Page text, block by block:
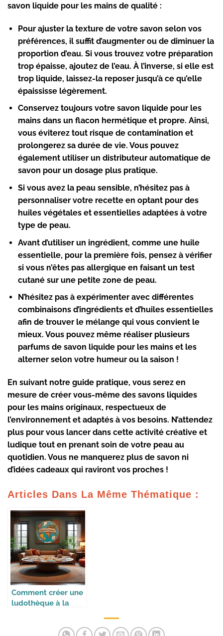
savon liquide pour les mains de qualité :
Pour ajuster la texturede votre savon selon vos
préférences, il suffit d’augmenter ou de diminuer la
proportion d’eau. Si vous trouvez votre préparation
trop épaisse, ajoutez de l’eau. À l’inverse, si elle est
trop liquide, laissez-la reposer jusqu’à ce qu’elle
épaississe légèrement.
Conservez toujours votre savon liquide pour les
mains dans un flacon hermétique et propre. Ainsi,
vous éviterez tout risque de contamination et
prolongerez sa durée de vie. Vous pouvez
également utiliser un distributeur automatique de
savon pour un dosage plus pratique.
Si vous avez la peau sensible, n’hésitez pas à
personnaliser votre recetteen optant pour des
huiles végétales et essentielles adaptées à votre
type de peau.
Avant d’utiliser un ingrédient, comme une huile
essentielle, pour la première fois, pensez à vérifier
si vous n’êtes pas allergiqueen faisant un test
cutané sur une petite zone de peau.
N’hésitez pas à expérimenter avec différentes
combinaisons d’ingrédients et d’huiles essentielles
afin de trouver le mélange qui vous convient le
mieux. Vous pouvez même réaliser plusieurs
parfums de savon liquide pour les mainset les
alterner selon votre humeur ou la saison !
En suivant notre guide pratique, vous serez en
mesure de créer vous-même des savons liquides
pour les mains originaux, respectueux de
l’environnement et adaptés à vos besoins. N’attendez
plus pour vous lancer dans cette activité créative et
ludique tout en prenant soin de votre peau au
quotidien. Vous ne manquerez plus de savon ni
d’idées cadeaux qui raviront vos proches !
Articles Dans La Même Thématique :
Comment créer une
ludothèque à la